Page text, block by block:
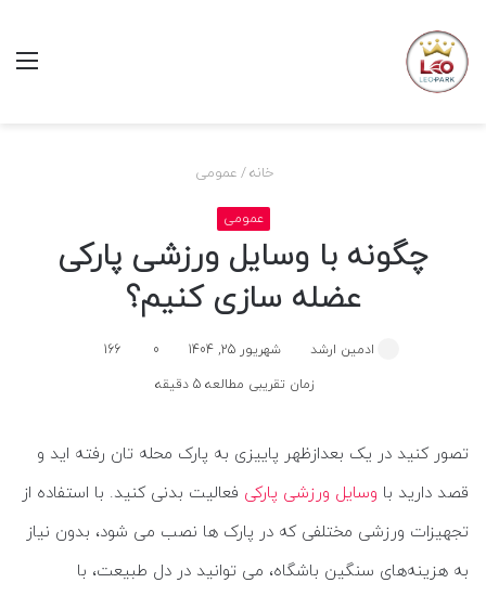
خانه/ عمومی
عمومی
چگونه با وسایل ورزشی پارکی
عضله سازی کنیم؟
ادمین ارشد شهریور 25, 1404 0
166
زمان تقریبی مطالعه 5 دقیقه
تصور کنید در یک بعدازظهر پاییزی به پارک محله تان رفته اید و
قصد دارید با وسایل ورزشی پارکی فعالیت بدنی کنید. با استفاده از
تجهیزات ورزشی مختلفی که در پارک ها نصب می شود، بدون نیاز
به هزینه‌های سنگین باشگاه، می توانید در دل طبیعت، با